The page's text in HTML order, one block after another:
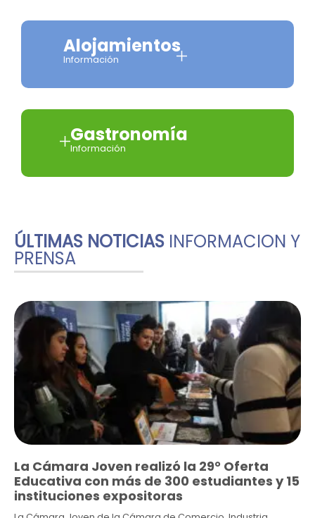
Alojamientos
Información
Gastronomía
Información
ÚLTIMAS NOTICIAS INFORMACION Y
PRENSA
La Cámara Joven realizó la 29° Oferta
Educativa con más de 300 estudiantes y 15
instituciones expositoras